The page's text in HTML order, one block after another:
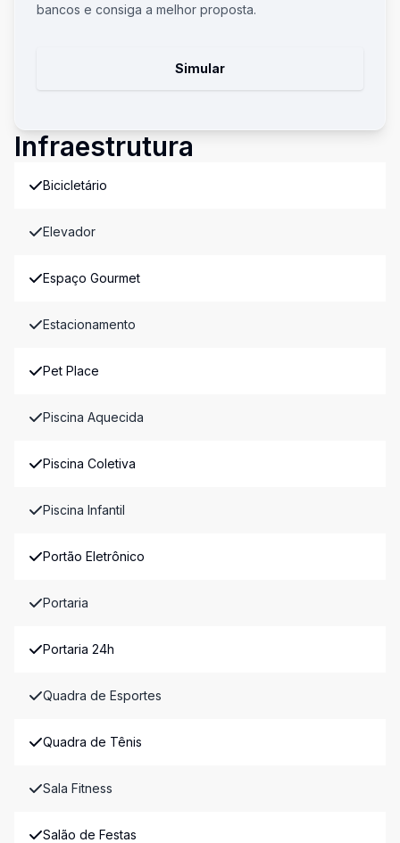
bancos e consiga a melhor proposta.
Simular
Infraestrutura
Bicicletário
Elevador
Espaço Gourmet
Estacionamento
Pet Place
Piscina Aquecida
Piscina Coletiva
Piscina Infantil
Portão Eletrônico
Portaria
Portaria 24h
Quadra de Esportes
Quadra de Tênis
Sala Fitness
Salão de Festas